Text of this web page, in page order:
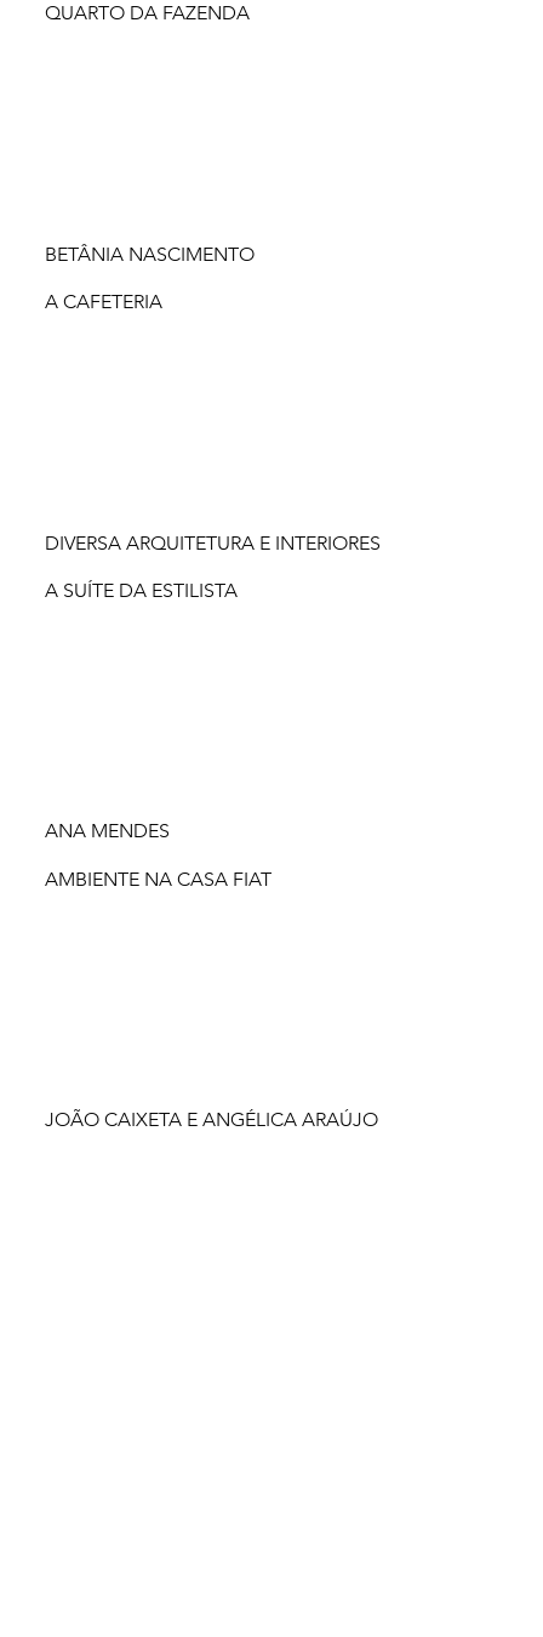
QUARTO DA FAZENDA
BETÂNIA NASCIMENTO
A CAFETERIA
DIVERSA ARQUITETURA E INTERIORES
A SUÍTE DA ESTILISTA
ANA MENDES
AMBIENTE NA CASA FIAT
JOÃO CAIXETA E ANGÉLICA ARAÚJO